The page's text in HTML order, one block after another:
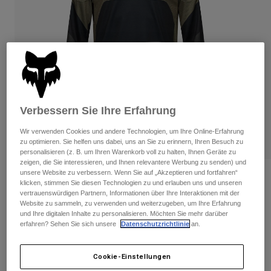
Hosen
Kurze Hosen
Jacken
Handschuhe
Protektoren
Brillen
Socken
Hosen
Handschuhe
Jacken
Brillen
Socken
Taschen & Zubehör
Spare parts
Alle anzeigen
Damen
T-Shirts & Tops
Hoodies und Pullover
Jacken
Hosen
Shirts
Alle anzeigen
Socken
Alle anzeigen
Moto
Helme
Jerseys
Hosen
Stiefel
Guards
Bewertungen
360 Fade Trikot
Artikelnr.33533
Price reduced from
€ 45,49
Verbessern Sie Ihre Erfahrung
Wir verwenden Cookies und andere Technologien, um Ihre Online-Erfahrung
zu optimieren. Sie helfen uns dabei, uns an Sie zu erinnern, Ihren Besuch zu
personalisieren (z. B. um Ihren Warenkorb voll zu halten, Ihnen Geräte zu
zeigen, die Sie interessieren, und Ihnen relevantere Werbung zu senden) und
unsere Website zu verbessern. Wenn Sie auf „Akzeptieren und fortfahren“
klicken, stimmen Sie diesen Technologien zu und erlauben uns und unseren
vertrauenswürdigen Partnern, Informationen über Ihre Interaktionen mit der
Website zu sammeln, zu verwenden und weiterzugeben, um Ihre Erfahrung
und Ihre digitalen Inhalte zu personalisieren. Möchten Sie mehr darüber
erfahren? Sehen Sie sich unsere
Datenschutzrichtlinie an.
Cookie-Einstellungen